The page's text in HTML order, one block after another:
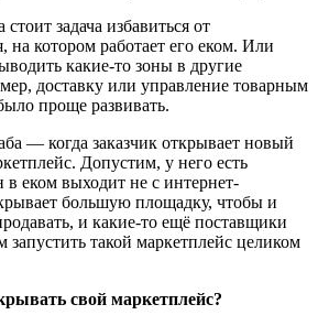
задача избавиться от
котором работает его еком. Или
какие-то зоны в другие
доставку или управление товарным
проще развивать.
— когда заказчик открывает новый
Допустим, у него есть
в еком выходит не с интернет-
большую площадку, чтобы и
и какие-то ещё поставщики
такой маркетплейс целиком
свой маркетплейс?